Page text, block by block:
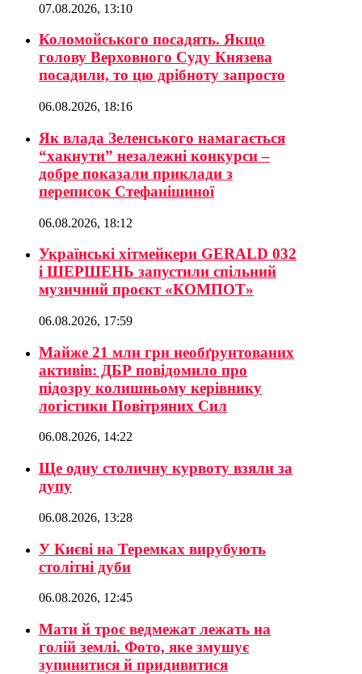
07.08.2026, 13:10
Коломойського посадять. Якщо
голову Верховного Суду Князева
посадили, то цю дрібноту запросто
06.08.2026, 18:16
Як влада Зеленського намагається
“хакнути” незалежні конкурси –
добре показали приклади з
переписок Стефанішиної
06.08.2026, 18:12
Українські хітмейкери GERALD 032
і ШЕРШЕНЬ запустили спільний
музичний проєкт «КОМПОТ»
06.08.2026, 17:59
Майже 21 млн грн необґрунтованих
активів: ДБР повідомило про
підозру колишньому керівнику
логістики Повітряних Сил
06.08.2026, 14:22
Ще одну столичну курвоту взяли за
дупу
06.08.2026, 13:28
У Києві на Теремках вирубують
столітні дуби
06.08.2026, 12:45
Мати й троє ведмежат лежать на
голій землі. Фото, яке змушує
зупинитися й придивитися